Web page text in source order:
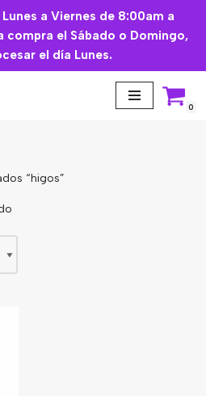
a Viernes de 8:00am a
compra el Sábado o Domingo,
el día Lunes.
0
“higos”